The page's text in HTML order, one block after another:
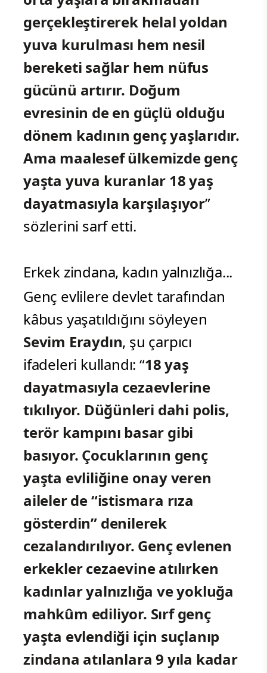
gerçekleştirerek helal yoldan
yuva kurulması hem nesil
bereketi sağlar hem nüfus
gücünü artırır. Doğum
evresinin de en güçlü olduğu
dönem kadının genç yaşlarıdır.
Ama maalesef ülkemizde genç
yaşta yuva kuranlar 18 yaş
dayatmasıyla karşılaşıyor”
sözlerini sarf etti.
Erkek zindana, kadın yalnızlığa...
Genç evlilere devlet tarafından
kâbus yaşatıldığını söyleyen
Sevim Eraydın, şu çarpıcı
ifadeleri kullandı: “18 yaş
dayatmasıyla cezaevlerine
tıkılıyor. Düğünleri dahi polis,
terör kampını basar gibi
basıyor. Çocuklarının genç
yaşta evliliğine onay veren
aileler de “istismara rıza
gösterdin” denilerek
cezalandırılıyor. Genç evlenen
erkekler cezaevine atılırken
kadınlar yalnızlığa ve yokluğa
mahkûm ediliyor. Sırf genç
yaşta evlendiği için suçlanıp
zindana atılanlara 9 yıla kadar